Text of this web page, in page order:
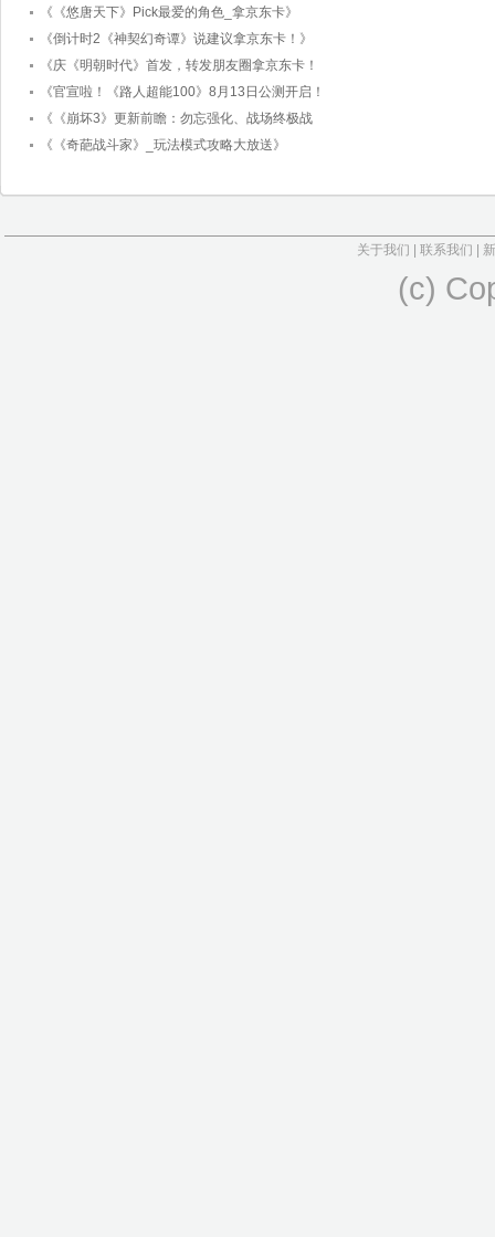
《《悠唐天下》Pick最爱的角色_拿京东卡》
《倒计时2《神契幻奇谭》说建议拿京东卡！》
《庆《明朝时代》首发，转发朋友圈拿京东卡！
《官宣啦！《路人超能100》8月13日公测开启！
《《崩坏3》更新前瞻：勿忘强化、战场终极战
《《奇葩战斗家》_玩法模式攻略大放送》
关于我们 联系我们
(c)